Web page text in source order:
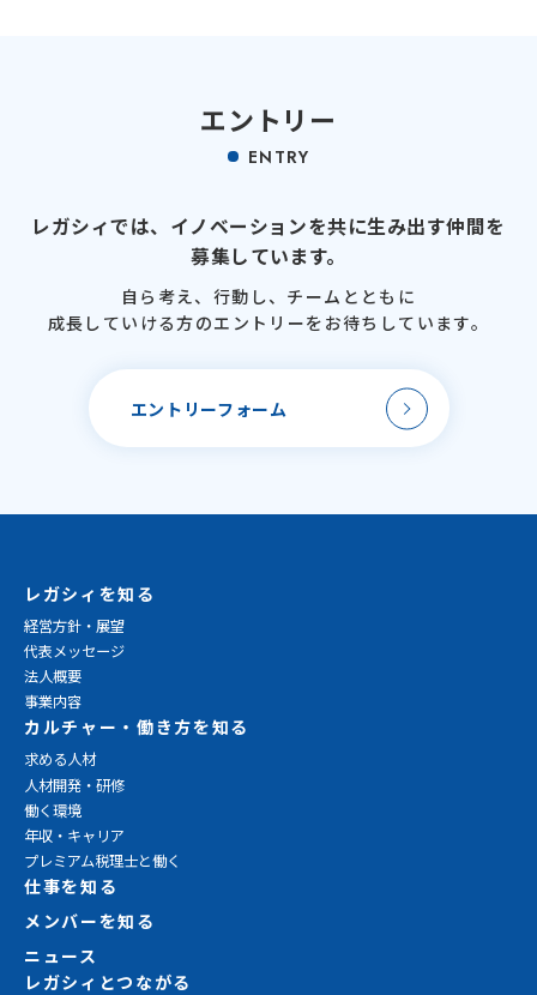
エントリー
ENTRY
レガシィでは、 イノベーションを共に生み出す仲間を
募集しています。
自ら考え、行動し、 チームとともに
成長していける方のエントリーを お待ちしています。
エントリーフォーム
レガシィを知る
経営方針・展望
代表メッセージ
法人概要
事業内容
カルチャー・働き方を知る
求める人材
人材開発・研修
働く環境
年収・キャリア
プレミアム税理士と働く
仕事を知る
メンバーを知る
ニュース
レガシィとつながる